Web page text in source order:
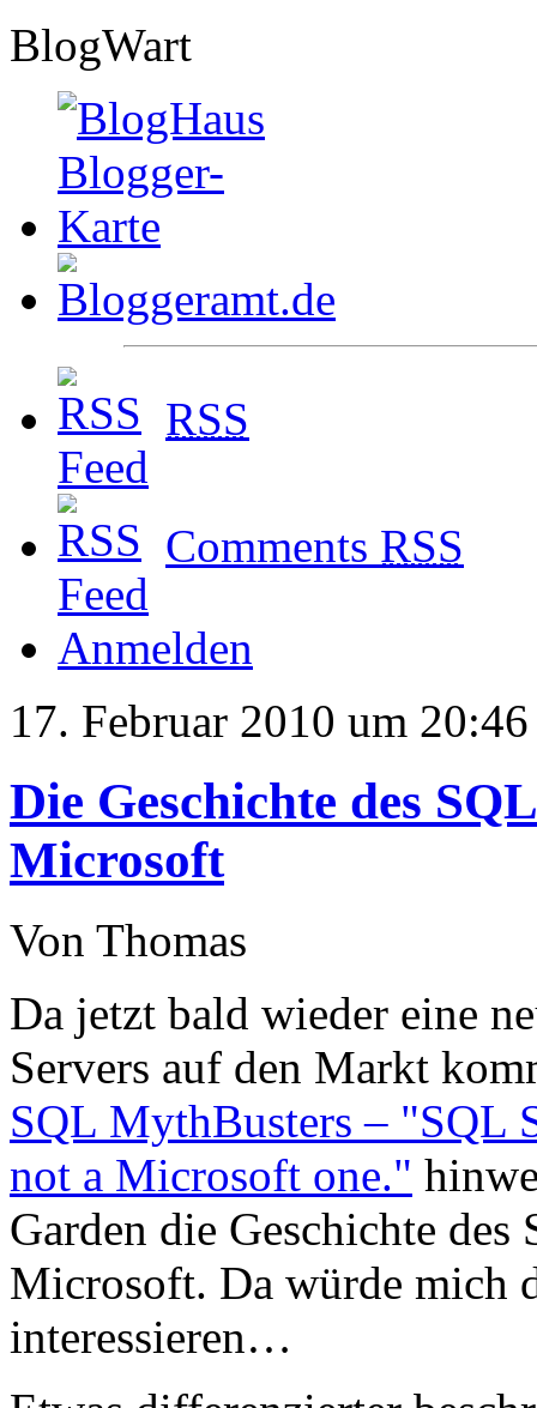
BlogWart
RSS
Comments RSS
Anmelden
17. Februar 2010 um 20:46
Die Geschichte des
Microsoft
Von Thomas
Da jetzt bald wieder eine
Servers auf den Markt
SQL MythBusters – "SQL
not a Microsoft one."
Garden die Geschichte
Microsoft. Da würde mich
interessieren…